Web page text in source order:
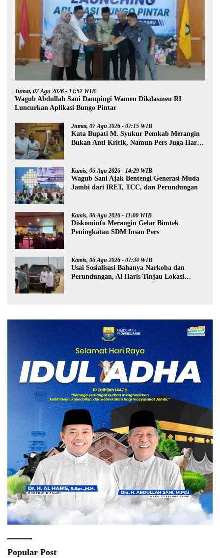
Jumat, 07 Agu 2026 - 14:52 WIB
Wagub Abdullah Sani Dampingi Wamen Dikdasmen RI
Luncurkan Aplikasi Bungo Pintar
Jumat, 07 Agu 2026 - 07:15 WIB
Kata Bupati M. Syukur Pemkab Merangin
Bukan Anti Kritik, Namun Pers Juga Harus
Kamis, 06 Agu 2026 - 14:29 WIB
Wagub Sani Ajak Bentengi Generasi Muda
Jambi dari IRET, TCC, dan Perundungan
Kamis, 06 Agu 2026 - 11:00 WIB
Diskominfo Merangin Gelar Bimtek
Peningkatan SDM Insan Pers
Kamis, 06 Agu 2026 - 07:34 WIB
Usai Sosialisasi Bahanya Narkoba dan
Perundungan, Al Haris Tinjau Lokasi
Popular Post